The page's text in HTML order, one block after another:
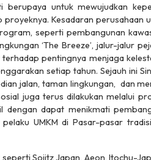
untuk mewujudkan
Kesadaran
seperti pembangunan
‘The Breeze’, jalur-jalur
pentingnya menjaga
setiap tahun. Sejauh ini
jalan, taman lingkungan, dan
juga terus dilakukan melalui
dapat menikmati
UMKM di Pasar-pasar
Sojitz Japan, Aeon, Itochu-